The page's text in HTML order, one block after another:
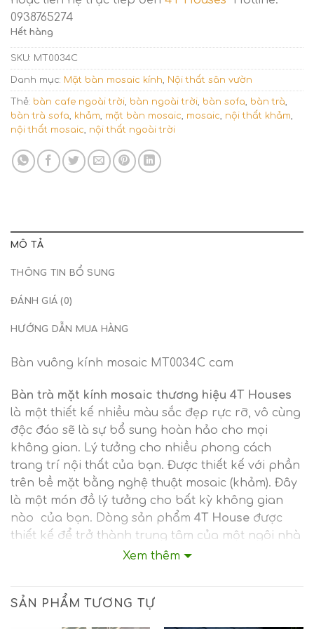
0938765274
Hết hàng
SKU: MT0034C
Danh mục: Mặt bàn mosaic kính, Nội thất sân vườn
Thẻ: bàn cafe ngoài trời, bàn ngoài trời, bàn sofa, bàn trà,
bàn trà sofa, khảm, mặt bàn mosaic, mosaic, nội thất khảm,
nội thất mosaic, nội thất ngoài trời
MÔ TẢ
THÔNG TIN BỔ SUNG
ĐÁNH GIÁ (0)
HƯỚNG DẪN MUA HÀNG
Bàn vuông kính mosaic MT0034C cam
Bàn trà mặt kính mosaic thương hiệu 4T Houses
là một thiết kế nhiều màu sắc đẹp rực rỡ, vô cùng
độc đáo sẽ là sự bổ sung hoàn hảo cho mọi
không gian. Lý tưởng cho nhiều phong cách
trang trí nội thất của bạn. Được thiết kế với phần
trên bề mặt bằng nghệ thuật mosaic (khảm). Đây
là một món đồ lý tưởng cho bất kỳ không gian
nào của bạn. Dòng sản phẩm 4T House được
thiết kế để trở thành trung tâm của một ngôi nhà
đương đại: được chăm chút kỹ lưỡng, sản xuất tốt
với thời tiết, dễ lau chùi và bảo dưỡng.
Xem thêm
SẢN PHẨM TƯƠNG TỰ